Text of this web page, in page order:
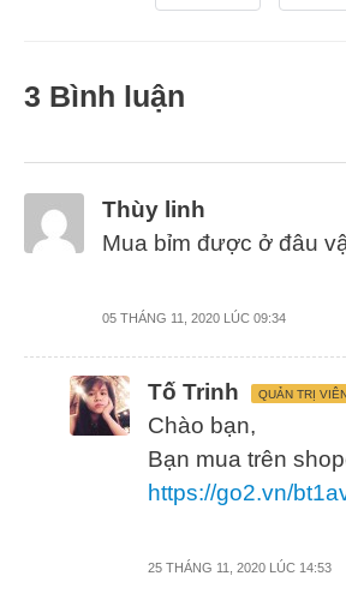
3 Bình luận
Thùy linh
Mua bỉm được ở đâu
05 THÁNG 11, 2020 LÚC 09:34
Tố Trinh QUẢN TRỊ
Chào bạn,
Bạn mua trên
https://go2.vn/
25 THÁNG 11, 2020 LÚC 14:53